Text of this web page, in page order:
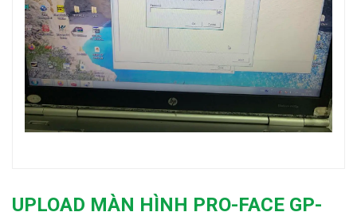
UPLOAD MÀN HÌNH PRO-FACE GP-